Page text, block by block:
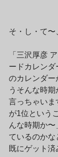
そ・し・て〜
「三沢厚彦
ードカレン
のカレンダー
うそんな時
言っちゃいま
が1位という
んな時期か
ているのかな
既にゲット済